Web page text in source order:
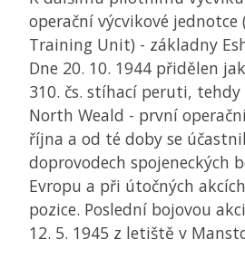
operační výcvikové
Training Unit) - základny
Dne 20. 10. 1944 přidělen
310. čs. stíhací peruti,
North Weald - první
října a od té doby se
doprovodech spojeneckých
Evropu a při útočných
pozice. Poslední bojovou
12. 5. 1945 z letiště v